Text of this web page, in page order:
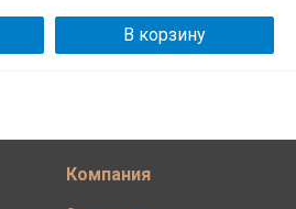
В корзину
Компания